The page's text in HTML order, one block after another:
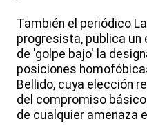
También el periódico
progresista, publica un
de 'golpe bajo' la
posiciones
Bellido, cuya elección
del compromiso
de cualquier amenaza